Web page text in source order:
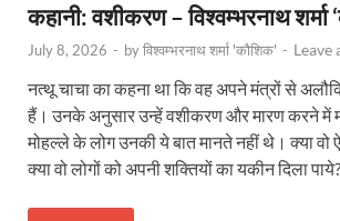
कहानी: वशीकरण – विश्वम्भरनाथ शर्मा
July 8, 2026 - byविश्वम्भरनाथ शर्मा 'कौशिक' - Leave
नत्थू चाचा का कहना था कि वह अपने मंत्रों से
हैं। उनके अनुसार उन्हें वशीकरण और मारण करने में
मोहल्ले के लोग उनकी ये बात मानते नहीं थे। क्या
क्या वो लोगों को अपनी शक्तियों का यकीन दिला पाये?